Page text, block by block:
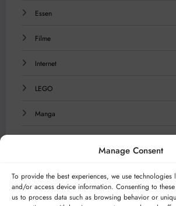
Manage Consent
To provide the best experiences, we use
and/or access device information. Consenting to
us to process data such as browsing behavior or
Essen
Filme
Internet
LEGO
Manga
Serien